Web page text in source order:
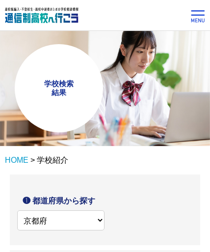
学校検索
結果
HOME > 学校紹介
❶ 都道府県から探す